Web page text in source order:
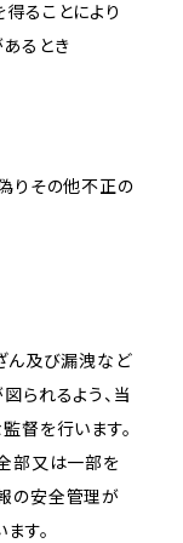
ることにより
るとき
りその他不正の
ん及び漏洩など
られるよう、当
督を行います。
部又は一部を
の安全管理が
す。